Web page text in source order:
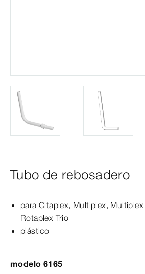
Tubo de rebosadero
para Citaplex, Multiplex, Multiplex
Rotaplex Trio
plástico
modelo 6165